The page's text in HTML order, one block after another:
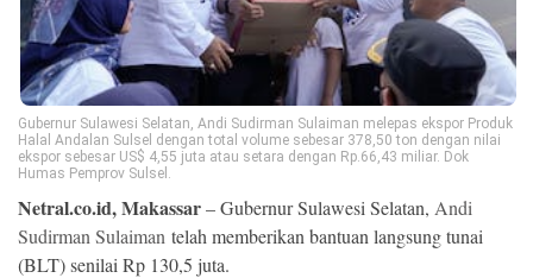
Ekonomi
Memori
Gubernur Sulawesi Selatan, Andi Sudirman Sulaiman melepas ekspor Produk
Halal Andalan Sulsel dengan total volume sebesar 378,50 ton dengan nilai
ekspor sebesar US$ 4,55 juta atau setara dengan Rp.66,43 miliar. Dok
Humas Pemprov Sulsel.
Netral.co.id, Makassar– Gubernur Sulawesi Selatan, Andi
Sudirman Sulaiman telah memberikan bantuan langsung tunai
(BLT) senilai Rp 130,5 juta.